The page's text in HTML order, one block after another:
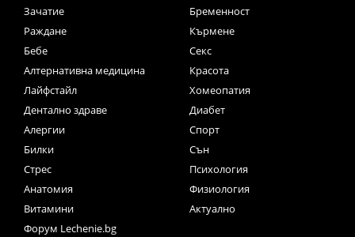
Зачатие
Бременност
Раждане
Кърмене
Бебе
Секс
Алтернативна медицина
Красота
Лайфстайл
Хомеопатия
Дентално здраве
Диабет
Алергии
Спорт
Билки
Сън
Стрес
Психология
Анатомия
Физиология
Витамини
Актуално
Форум Lechenie.bg